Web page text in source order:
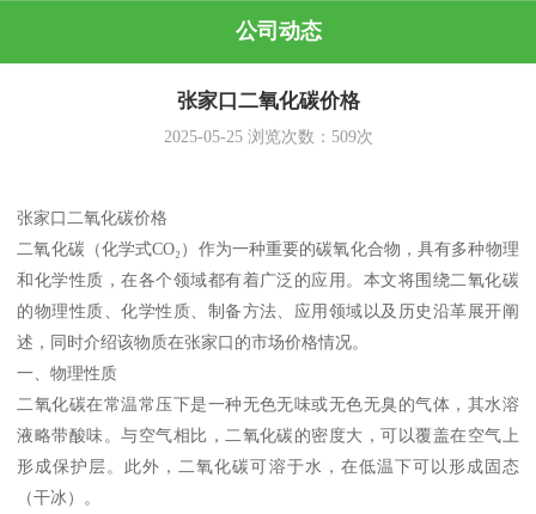
公司动态
张家口二氧化碳价格
2025-05-25浏览次数： 509次
张家口二氧化碳价格
二氧化碳（化学式CO₂）作为一种重要的碳氧化合物，具有多种物理
和化学性质，在各个领域都有着广泛的应用。本文将围绕二氧化碳
的物理性质、化学性质、制备方法、应用领域以及历史沿革展开阐
述，同时介绍该物质在张家口的市场价格情况。
一、物理性质
二氧化碳在常温常压下是一种无色无味或无色无臭的气体，其水溶
液略带酸味。与空气相比，二氧化碳的密度大，可以覆盖在空气上
形成保护层。此外，二氧化碳可溶于水，在低温下可以形成固态
（干冰）。